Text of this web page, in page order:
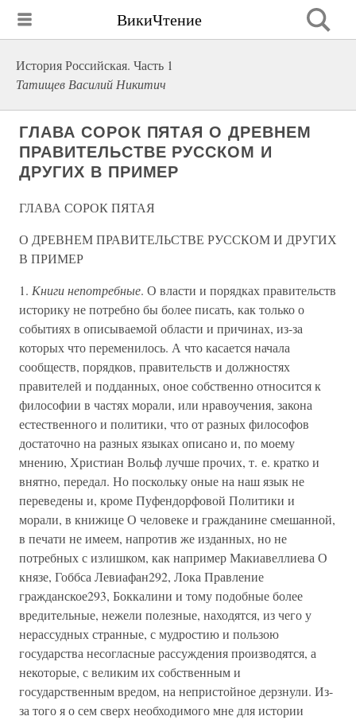
ВикиЧтение
История Российская. Часть 1
Татищев Василий Никитич
ГЛАВА СОРОК ПЯТАЯ О ДРЕВНЕМ
ПРАВИТЕЛЬСТВЕ РУССКОМ И
ДРУГИХ В ПРИМЕР
ГЛАВА СОРОК ПЯТАЯ
О ДРЕВНЕМ ПРАВИТЕЛЬСТВЕ РУССКОМ И ДРУГИХ
В ПРИМЕР
1. Книги непотребные. О власти и порядках правительств
историку не потребно бы более писать, как только о
событиях в описываемой области и причинах, из-за
которых что переменилось. А что касается начала
сообществ, порядков, правительств и должностях
правителей и подданных, оное собственно относится к
философии в частях морали, или нравоучения, закона
естественного и политики, что от разных философов
достаточно на разных языках описано и, по моему
мнению, Христиан Вольф лучше прочих, т. е. кратко и
внятно, передал. Но поскольку оные на наш язык не
переведены и, кроме Пуфендорфовой Политики и
морали, в книжице О человеке и гражданине смешанной,
в печати не имеем, напротив же изданных, но не
потребных с излишком, как например Макиавеллиева О
князе, Гоббса Левиафан292, Лока Правление
гражданское293, Боккалини и тому подобные более
вредительные, нежели полезные, находятся, из чего у
нерассудных странные, с мудростию и пользою
государства несогласные рассуждения производятся, а
некоторые, с великим их собственным и
государственным вредом, на непристойное дерзнули. Из-
за того я о сем сверх необходимого мне для истории